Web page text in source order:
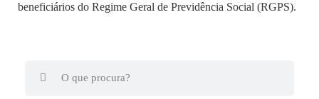
beneficiários do Regime Geral de Previdência Social (RGPS).